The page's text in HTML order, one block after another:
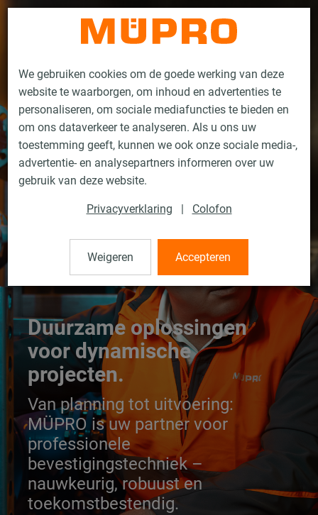
We gebruiken cookies om de goede werking van deze
website te waarborgen, om inhoud en advertenties te
personaliseren, om sociale mediafuncties te bieden en
om ons dataverkeer te analyseren. Als u ons uw
toestemming geeft, kunnen we ook onze sociale media-,
advertentie- en analysepartners informeren over uw
gebruik van deze website.
Privacyverklaring | Colofon
Weigeren Accepteren
Contact
Duurzame oplossingen
voor dynamische
projecten.
Van planning tot uitvoering:
MÜPRO is uw partner voor
professionele
bevestigingstechniek –
nauwkeurig, robuust en
toekomstbestendig.